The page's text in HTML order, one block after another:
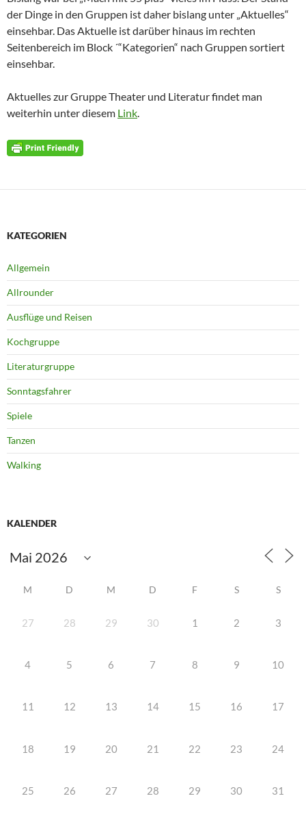
der Dinge in den Gruppen ist daher bislang unter „Aktuelles“
einsehbar. Das Aktuelle ist darüber hinaus im rechten
Seitenbereich im Block ´“Kategorien“ nach Gruppen sortiert
einsehbar.
Aktuelles zur Gruppe Theater und Literatur findet man
weiterhin unter diesem Link.
KATEGORIEN
Allgemein
Allrounder
Ausflüge und Reisen
Kochgruppe
Literaturgruppe
Sonntagsfahrer
Spiele
Tanzen
Walking
KALENDER
M D M D F S S
27 28 29 30 1 2 3
4 5 6 7 8 9 10
11 12 13 14 15 16 17
18 19 20 21 22 23 24
25 26 27 28 29 30 31